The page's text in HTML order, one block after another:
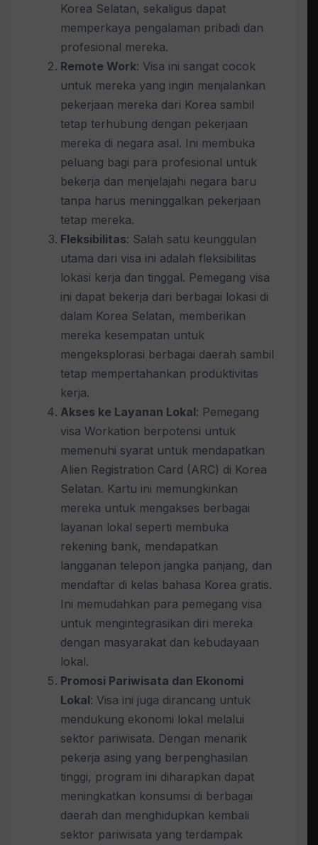
Korea Selatan, sekaligus dapat
memperkaya pengalaman pribadi dan
profesional mereka.
Remote Work: Visa ini sangat cocok
untuk mereka yang ingin menjalankan
pekerjaan mereka dari Korea sambil
tetap terhubung dengan pekerjaan
mereka di negara asal. Ini membuka
peluang bagi para profesional untuk
bekerja dan menjelajahi negara baru
tanpa harus meninggalkan pekerjaan
tetap mereka.
Fleksibilitas: Salah satu keunggulan
utama dari visa ini adalah fleksibilitas
lokasi kerja dan tinggal. Pemegang visa
ini dapat bekerja dari berbagai lokasi di
dalam Korea Selatan, memberikan
mereka kesempatan untuk
mengeksplorasi berbagai daerah sambil
tetap mempertahankan produktivitas
kerja.
Akses ke Layanan Lokal: Pemegang
visa Workation berpotensi untuk
memenuhi syarat untuk mendapatkan
Alien Registration Card (ARC) di Korea
Selatan. Kartu ini memungkinkan
mereka untuk mengakses berbagai
layanan lokal seperti membuka
rekening bank, mendapatkan
langganan telepon jangka panjang, dan
mendaftar di kelas bahasa Korea gratis.
Ini memudahkan para pemegang visa
untuk mengintegrasikan diri mereka
dengan masyarakat dan kebudayaan
lokal.
Promosi Pariwisata dan Ekonomi
Lokal: Visa ini juga dirancang untuk
mendukung ekonomi lokal melalui
sektor pariwisata. Dengan menarik
pekerja asing yang berpenghasilan
tinggi, program ini diharapkan dapat
meningkatkan konsumsi di berbagai
daerah dan menghidupkan kembali
sektor pariwisata yang terdampak